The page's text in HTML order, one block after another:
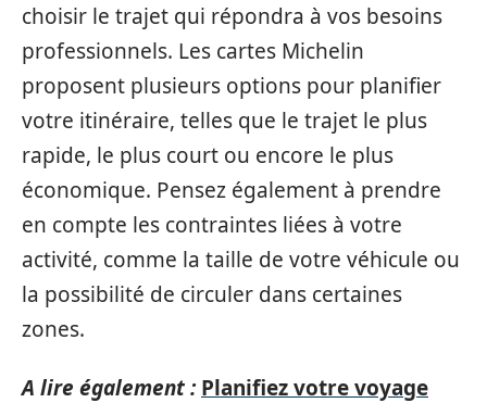
choisir le trajet qui répondra à vos besoins
professionnels. Les cartes Michelin
proposent plusieurs options pour planifier
votre itinéraire, telles que le trajet le plus
rapide, le plus court ou encore le plus
économique. Pensez également à prendre
en compte les contraintes liées à votre
activité, comme la taille de votre véhicule ou
la possibilité de circuler dans certaines
zones.
A lire également : Planifiez votre voyage